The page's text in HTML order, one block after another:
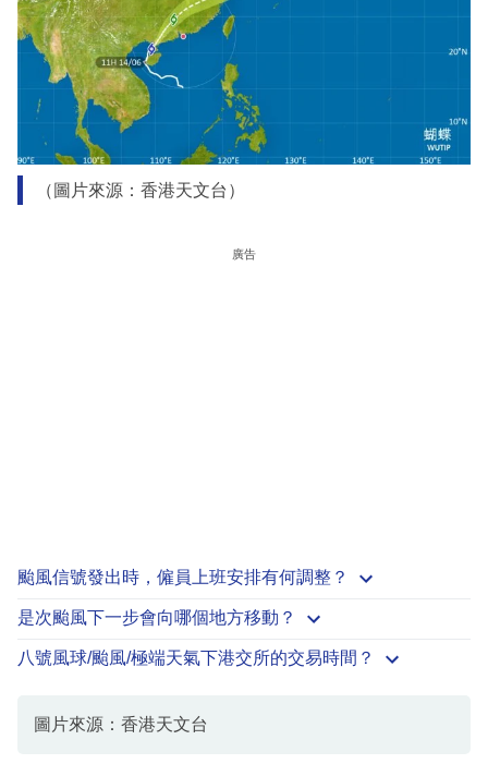
（圖片來源：香港天文台）
廣告
颱風信號發出時，僱員上班安排有何調整？
是次颱風下一步會向哪個地方移動？
八號風球/颱風/極端天氣下港交所的交易時間？
圖片來源：香港天文台